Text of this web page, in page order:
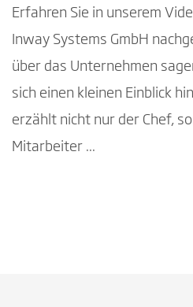
Erfahren Sie in unserem
Inway Systems GmbH
über das Unternehmen
sich einen kleinen Einblick
erzählt nicht nur der Chef,
Mitarbeiter ...